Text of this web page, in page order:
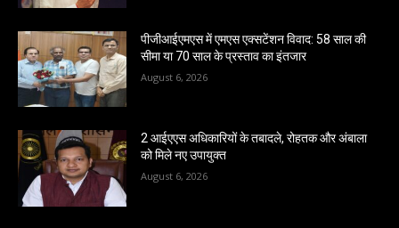
पीजीआईएमएस में एमएस एक्सटेंशन विवाद: 58 साल की
सीमा या 70 साल के प्रस्ताव का इंतजार
August 6, 2026
2 आईएएस अधिकारियों के तबादले, रोहतक और अंबाला
को मिले नए उपायुक्त
August 6, 2026